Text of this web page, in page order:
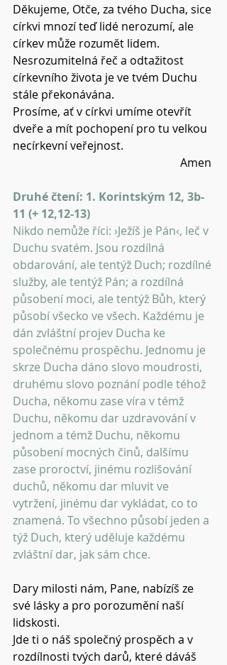
Děkujeme, Otče, za tvého Ducha, sice
církvi mnozí teď lidé nerozumí, ale
církev může rozumět lidem.
Nesrozumitelná řeč a odtažitost
církevního života je ve tvém Duchu
stále překonávána.
Prosíme, ať v církvi umíme otevřít
dveře a mít pochopení pro tu velkou
necírkevní veřejnost.
Amen
Druhé čtení: 1. Korintským 12, 3b-
11 (+ 12,12-13)
Nikdo nemůže říci: ›Ježíš je Pán‹, leč v
Duchu svatém. Jsou rozdílná
obdarování, ale tentýž Duch; rozdílné
služby, ale tentýž Pán; a rozdílná
působení moci, ale tentýž Bůh, který
působí všecko ve všech. Každému je
dán zvláštní projev Ducha ke
společnému prospěchu. Jednomu je
skrze Ducha dáno slovo moudrosti,
druhému slovo poznání podle téhož
Ducha, někomu zase víra v témž
Duchu, někomu dar uzdravování v
jednom a témž Duchu, někomu
působení mocných činů, dalšímu
zase proroctví, jinému rozlišování
duchů, někomu dar mluvit ve
vytržení, jinému dar vykládat, co to
znamená. To všechno působí jeden a
týž Duch, který uděluje každému
zvláštní dar, jak sám chce.
Dary milosti nám, Pane, nabízíš ze
své lásky a pro porozumění naší
lidskosti.
Jde ti o náš společný prospěch a v
rozdílnosti tvých darů, které dáváš